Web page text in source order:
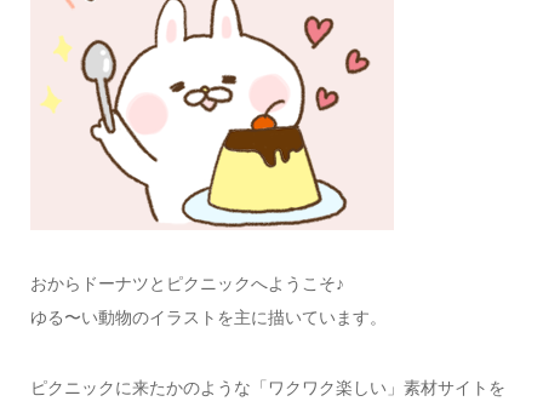
おからドーナツとピクニックへようこそ♪
ゆる〜い動物のイラストを主に描いています。
ピクニックに来たかのような「ワクワク楽しい」素材サイトを